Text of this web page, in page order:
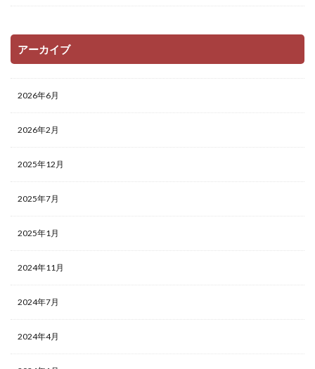
アーカイブ
2026年6月
2026年2月
2025年12月
2025年7月
2025年1月
2024年11月
2024年7月
2024年4月